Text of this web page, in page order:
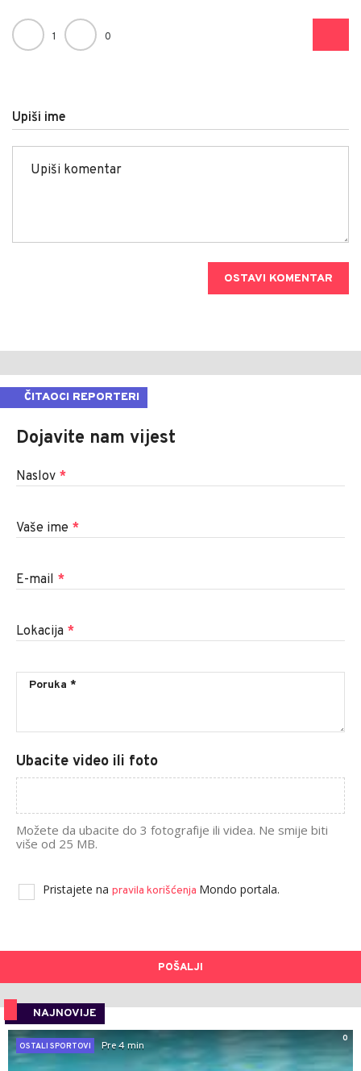
1 0
Upiši ime
OSTAVI KOMENTAR
ČITAOCI REPORTERI
Dojavite nam vijest
Naslov *
Vaše ime *
E-mail *
Lokacija *
Ubacite video ili foto
Možete da ubacite do 3 fotografije ili videa. Ne smije biti
više od 25 MB.
Pristajete na pravila korišćenja Mondo portala.
POŠALJI
NAJNOVIJE
0
OSTALI SPORTOVI
Pre 4 min